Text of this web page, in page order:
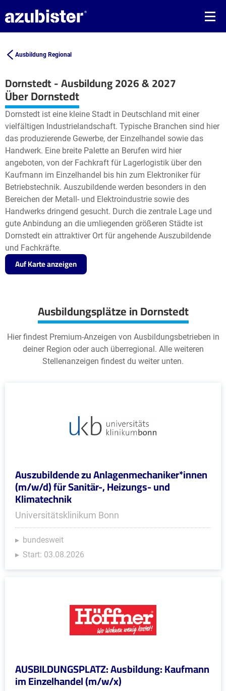
Ausbildung Regional
Dornstedt - Ausbildung 2026 & 2027
+
−
Leaflet| ©OpenStreetMap2
Über Dornstedt
Dornstedt ist eine kleine Stadt in Deutschland mit einer
vielfältigen Industrielandschaft. Typische Branchen sind hier
das produzierende Gewerbe, der Einzelhandel sowie das
Handwerk. Eine breite Palette an Berufen wird hier
angeboten, von der Fachkraft für Lagerlogistik über den
Kaufmann im Einzelhandel bis hin zum Elektroniker für
Betriebstechnik. Auszubildende werden besonders in den
Bereichen der Metall- und Elektroindustrie sowie des
Handwerks dringend gesucht. Durch die zentrale Lage und
gute Anbindung an die umliegenden größeren Städte ist
Dornstedt ein attraktiver Ort für angehende Auszubildende
und Fachkräfte.
Auf Karte anzeigen
Ausbildungsplätze in Dornstedt
Hier findest Premium-Anzeigen von Ausbildungsbetrieben in
deiner Region oder auch überregional. Alle weiteren
Stellenanzeigen findest du weiter unten.
Auszubildende zu Anlagenmechaniker*innen
(m/w/d) für Sanitär-, Heizungs- und
Klimatechnik
Universitätsklinikum Bonn
bundesweit
Start: 03.08.2026
AUSBILDUNGSPLATZ: Ausbildung: Kaufmann
im Einzelhandel (m/w/x)